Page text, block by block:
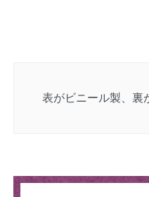
表がビニール製、裏